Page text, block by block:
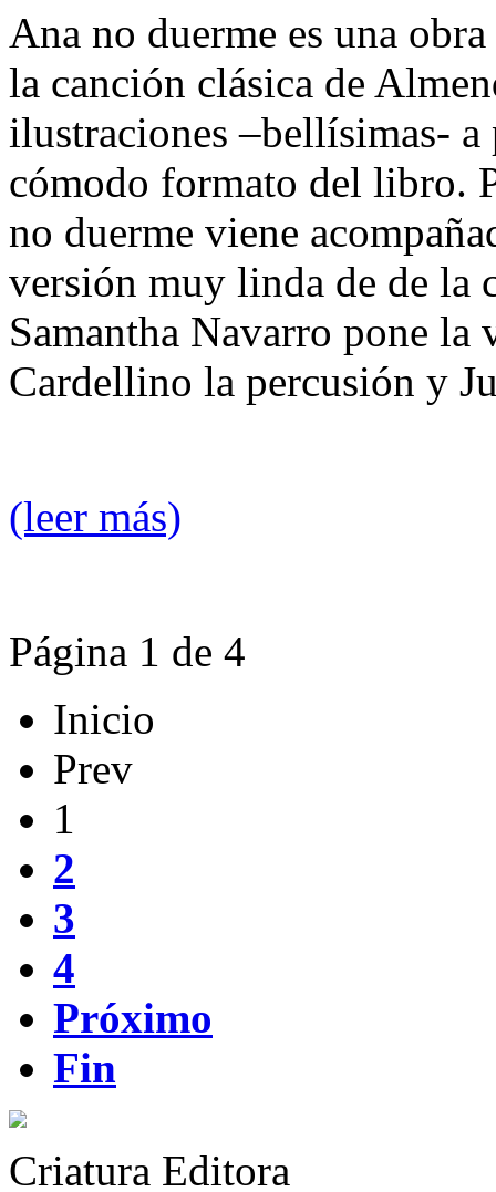
Ana no duerme es una
la canción clásica de
ilustraciones –bellísimas- a
cómodo formato del libro.
no duerme viene
versión muy linda de de la
Samantha Navarro pone
Cardellino la percusión y
(leer más)
Página 1 de 4
Inicio
Prev
1
2
3
4
Próximo
Fin
Criatura Editora